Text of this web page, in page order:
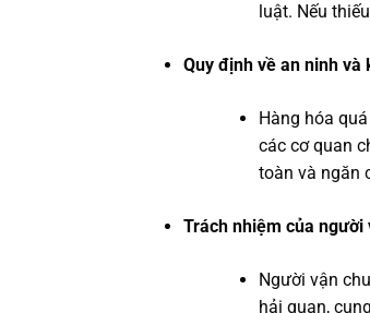
luật. Nếu
Quy định về an ninh và
Hàng hóa
các cơ quan
toàn và ngăn
Trách nhiệm của người
Người vận
hải quan,